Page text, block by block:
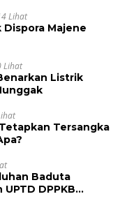
Lihat
Dispora Majene
Lihat
Listrik
Tersangka
DPPKB